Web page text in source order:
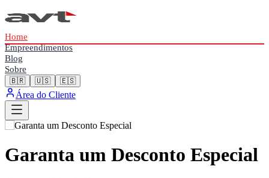
Home
Empreendimentos
Blog
Sobre
🇧🇷 🇺🇸 🇪🇸
Área do Cliente
Garanta um Desconto Especial